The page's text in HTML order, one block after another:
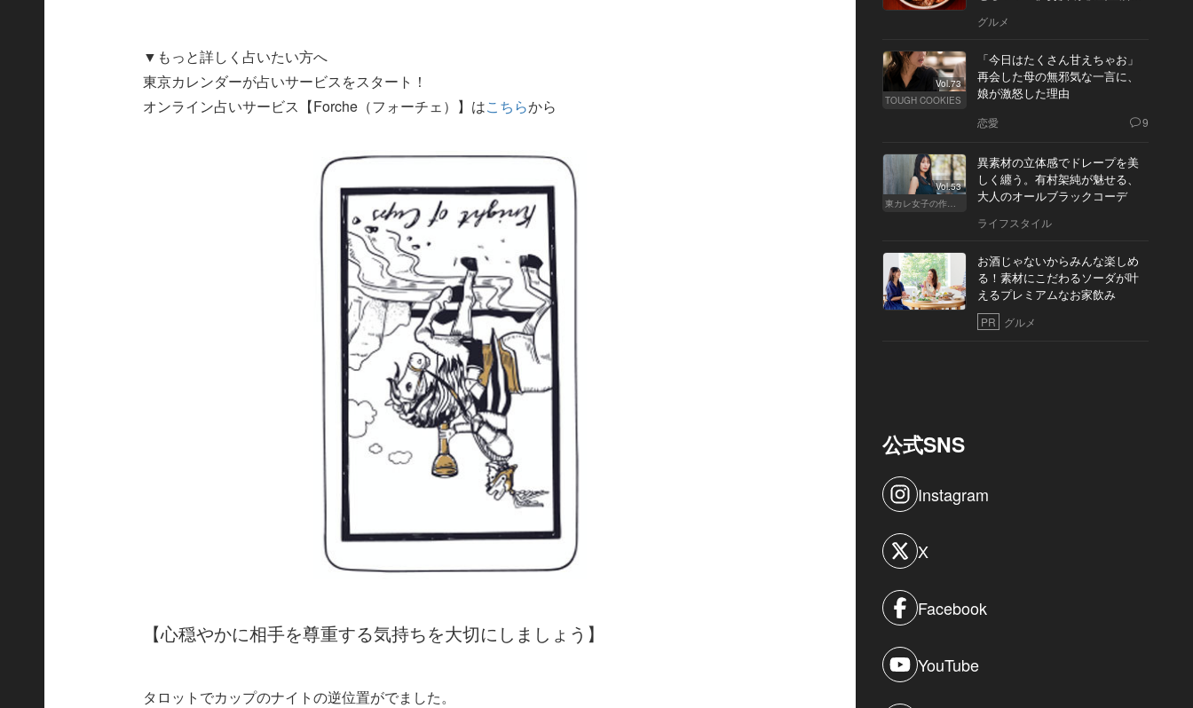
▼もっと詳しく占いたい方へ
東京カレンダーが占いサービスをスタート！
オンライン占いサービス【Forche（フォーチェ）】はこちらから
【心穏やかに相手を尊重する気持ちを大切にしましょう】
タロットでカップのナイトの逆位置がでました。
グルメ
Vol.73
TOUGH COOKIES
「今日はたくさん甘えちゃお」
再会した母の無邪気な一言に、
娘が激怒した理由
恋愛 9
Vol.53
東カレ女子の作り方
異素材の立体感でドレープを美
しく纏う。有村架純が魅せる、
大人のオールブラックコーデ
ライフスタイル
お酒じゃないからみんな楽しめ
る！素材にこだわるソーダが叶
えるプレミアムなお家飲み
PR グルメ
公式SNS
Instagram
X
Facebook
YouTube